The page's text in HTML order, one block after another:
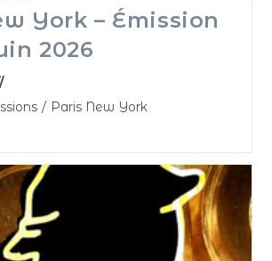
York – Émission
2026
/ Paris New York